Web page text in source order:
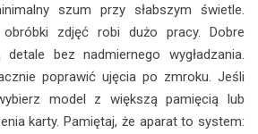
szum przy słabszym świetle.
obróbki zdjęć robi dużo pracy. Dobre
bez nadmiernego wygładzania.
poprawić ujęcia po zmroku. Jeśli
model z większą pamięcią lub
karty. Pamiętaj, że aparat to system: